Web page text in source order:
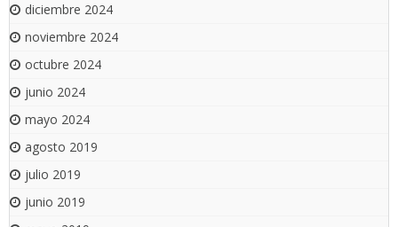
diciembre 2024
noviembre 2024
octubre 2024
junio 2024
mayo 2024
agosto 2019
julio 2019
junio 2019